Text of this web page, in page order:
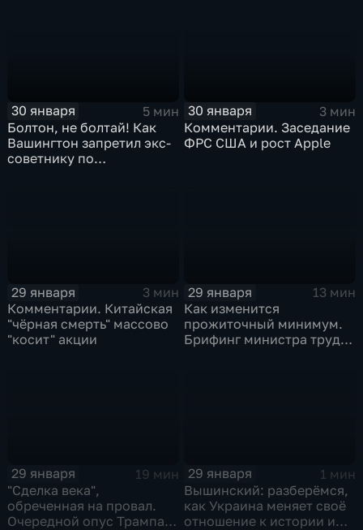
30 января
5 мин
Болтон, не болтай! Как
Вашингтон запретил экс-
советнику по
30 января
3 мин
Комментарии. Заседание
ФРС США и рост Apple
29 января
3 мин
Комментарии. Китайская
"чёрная смерть" массово
"косит" акции
29 января
13 мин
Как изменится
прожиточный минимум.
Брифинг министра труда
29 января
19 мин
"Сделка века",
обреченная на провал.
Очередной опус Трампа.
29 января
1 мин
Вышинский: разберёмся,
как Украина меняет своё
отношение к истории и